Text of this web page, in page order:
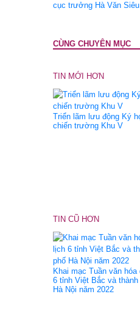
cục trưởng Hà Văn Siêu
CÙNG CHUYÊN MỤC
TIN MỚI HƠN
Triển lãm lưu động Ký
chiến trường Khu V
TIN CŨ HƠN
Khai mạc Tuần văn hóa
6 tỉnh Việt Bắc và thành
Hà Nội năm 2022